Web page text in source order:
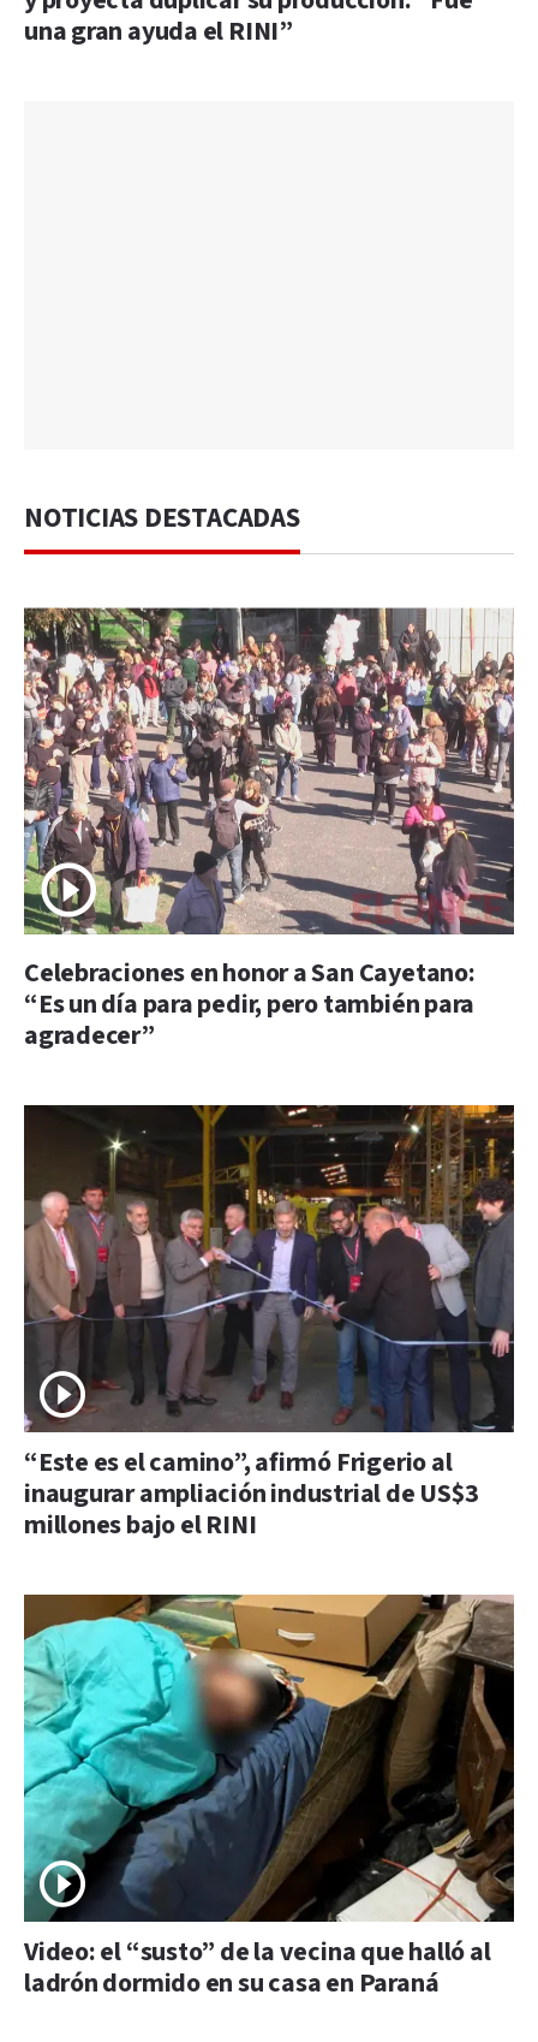
una gran ayuda el RINI”
NOTICIAS DESTACADAS
Celebraciones en honor a San Cayetano:
“Es un día para pedir, pero también para
agradecer”
“Este es el camino”, afirmó Frigerio al
inaugurar ampliación industrial de US$3
millones bajo el RINI
Video: el “susto” de la vecina que halló al
ladrón dormido en su casa en Paraná